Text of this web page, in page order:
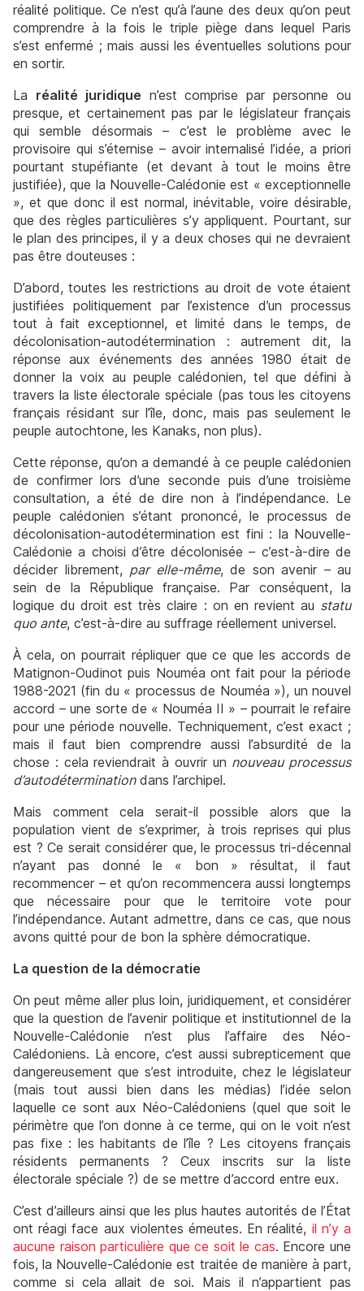
réalité politique. Ce n’est qu’à l’aune des deux qu’on peut
comprendre à la fois le triple piège dans lequel Paris
s’est enfermé ; mais aussi les éventuelles solutions pour
en sortir.
La réalité juridique n’est comprise par personne ou
presque, et certainement pas par le législateur français
qui semble désormais – c’est le problème avec le
provisoire qui s’éternise – avoir internalisé l’idée, a priori
pourtant stupéfiante (et devant à tout le moins être
justifiée), que la Nouvelle-Calédonie est « exceptionnelle
», et que donc il est normal, inévitable, voire désirable,
que des règles particulières s’y appliquent. Pourtant, sur
le plan des principes, il y a deux choses qui ne devraient
pas être douteuses :
D’abord, toutes les restrictions au droit de vote étaient
justifiées politiquement par l’existence d’un processus
tout à fait exceptionnel, et limité dans le temps, de
décolonisation-autodétermination : autrement dit, la
réponse aux événements des années 1980 était de
donner la voix au peuple calédonien, tel que défini à
travers la liste électorale spéciale (pas tous les citoyens
français résidant sur l’île, donc, mais pas seulement le
peuple autochtone, les Kanaks, non plus).
Cette réponse, qu’on a demandé à ce peuple calédonien
de confirmer lors d’une seconde puis d’une troisième
consultation, a été de dire non à l’indépendance. Le
peuple calédonien s’étant prononcé, le processus de
décolonisation-autodétermination est fini : la Nouvelle-
Calédonie a choisi d’être décolonisée – c’est-à-dire de
décider librement, par elle-même, de son avenir – au
sein de la République française. Par conséquent, la
logique du droit est très claire : on en revient au statu
quo ante, c’est-à-dire au suffrage réellement universel.
À cela, on pourrait répliquer que ce que les accords de
Matignon-Oudinot puis Nouméa ont fait pour la période
1988-2021 (fin du « processus de Nouméa »), un nouvel
accord – une sorte de « Nouméa II » – pourrait le refaire
pour une période nouvelle. Techniquement, c’est exact ;
mais il faut bien comprendre aussi l’absurdité de la
chose : cela reviendrait à ouvrir un nouveau processus
d’autodétermination dans l’archipel.
Mais comment cela serait-il possible alors que la
population vient de s’exprimer, à trois reprises qui plus
est ? Ce serait considérer que, le processus tri-décennal
n’ayant pas donné le « bon » résultat, il faut
recommencer – et qu’on recommencera aussi longtemps
que nécessaire pour que le territoire vote pour
l’indépendance. Autant admettre, dans ce cas, que nous
avons quitté pour de bon la sphère démocratique.
La question de la démocratie
On peut même aller plus loin, juridiquement, et considérer
que la question de l’avenir politique et institutionnel de la
Nouvelle-Calédonie n’est plus l’affaire des Néo-
Calédoniens. Là encore, c’est aussi subrepticement que
dangereusement que s’est introduite, chez le législateur
(mais tout aussi bien dans les médias) l’idée selon
laquelle ce sont aux Néo-Calédoniens (quel que soit le
périmètre que l’on donne à ce terme, qui on le voit n’est
pas fixe : les habitants de l’île ? Les citoyens français
résidents permanents ? Ceux inscrits sur la liste
électorale spéciale ?) de se mettre d’accord entre eux.
C’est d’ailleurs ainsi que les plus hautes autorités de l’État
ont réagi face aux violentes émeutes. En réalité, il n’y a
aucune raison particulière que ce soit le cas. Encore une
fois, la Nouvelle-Calédonie est traitée de manière à part,
comme si cela allait de soi. Mais il n’appartient pas